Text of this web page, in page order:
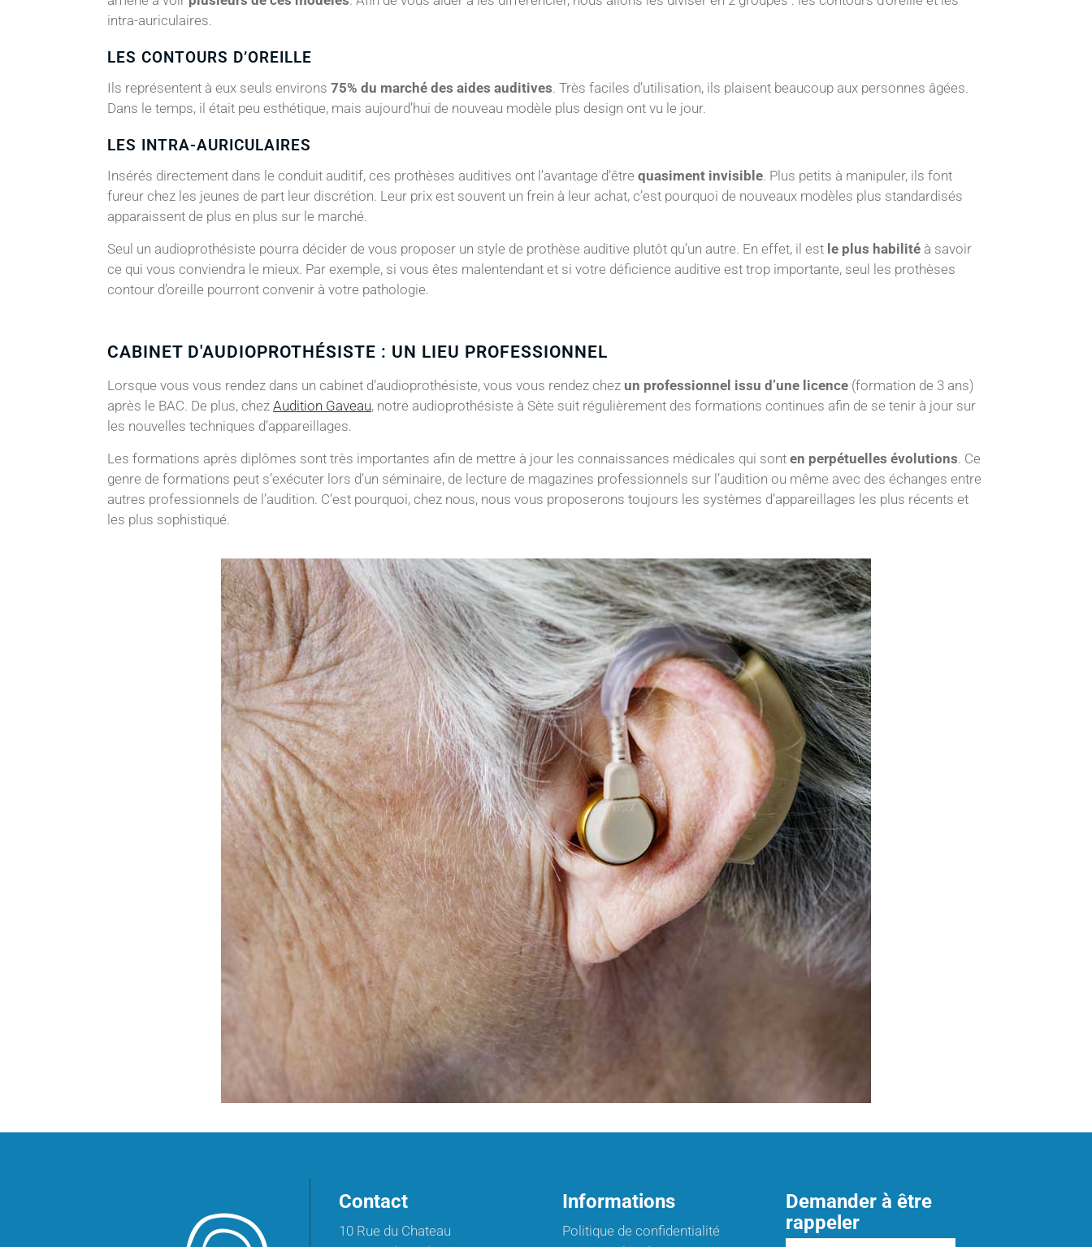
intra-auriculaires.
LES CONTOURS D’OREILLE
Ils représentent à eux seuls environs 75% du marché des aides auditives. Très faciles d’utilisation, ils plaisent beaucoup aux personnes âgées.
Dans le temps, il était peu esthétique, mais aujourd’hui de nouveau modèle plus design ont vu le jour.
LES INTRA-AURICULAIRES
Insérés directement dans le conduit auditif, ces prothèses auditives ont l’avantage d’être quasiment invisible. Plus petits à manipuler, ils font
fureur chez les jeunes de part leur discrétion. Leur prix est souvent un frein à leur achat, c’est pourquoi de nouveaux modèles plus standardisés
apparaissent de plus en plus sur le marché.
Seul un audioprothésiste pourra décider de vous proposer un style de prothèse auditive plutôt qu’un autre. En effet, il est le plus habilité à savoir
ce qui vous conviendra le mieux. Par exemple, si vous êtes malentendant et si votre déficience auditive est trop importante, seul les prothèses
contour d’oreille pourront convenir à votre pathologie.
CABINET D'AUDIOPROTHÉSISTE : UN LIEU PROFESSIONNEL
Lorsque vous vous rendez dans un cabinet d’audioprothésiste, vous vous rendez chez un professionnel issu d’une licence (formation de 3 ans)
après le BAC. De plus, chez Audition Gaveau, notre audioprothésiste à Sète suit régulièrement des formations continues afin de se tenir à jour sur
les nouvelles techniques d’appareillages.
Les formations après diplômes sont très importantes afin de mettre à jour les connaissances médicales qui sont en perpétuelles évolutions. Ce
genre de formations peut s’exécuter lors d’un séminaire, de lecture de magazines professionnels sur l’audition ou même avec des échanges entre
autres professionnels de l’audition. C’est pourquoi, chez nous, nous vous proposerons toujours les systèmes d’appareillages les plus récents et
les plus sophistiqué.
Contact
10 Rue du Chateau
Informations
Politique de confidentialité
Demander à être
rappeler